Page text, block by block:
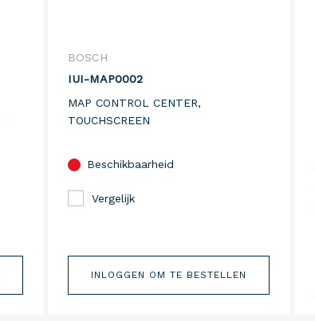
BOSCH
IUI-MAP0002
MAP CONTROL CENTER,
TOUCHSCREEN
Beschikbaarheid
Vergelijk
INLOGGEN OM TE BESTELLEN